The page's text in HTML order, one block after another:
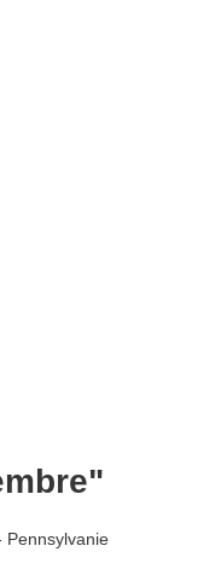
Pennsylvanie